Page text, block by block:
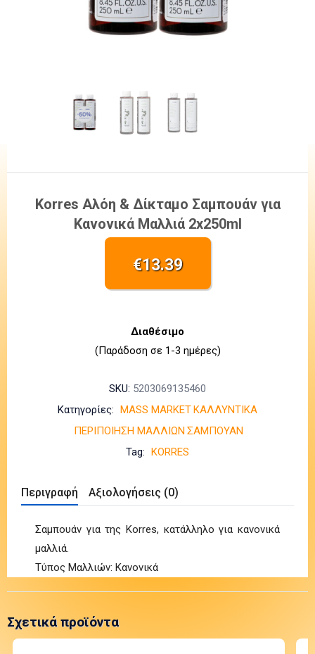
Korres Αλόη & Δίκταμο Σαμπουάν για
Κανονικά Μαλλιά 2x250ml
€13.39
Διαθέσιμο
(Παράδοση σε 1-3 ημέρες)
SKU: 5203069135460
Κατηγορίες: MASS MARKETΚΑΛΛΥΝΤΙΚΑ
ΠΕΡΙΠΟΙΗΣΗ ΜΑΛΛΙΩΝ ΣΑΜΠΟΥΑΝ
Tag: KORRES
Περιγραφή Αξιολογήσεις (0)
Σαμπουάν για της Korres, κατάλληλο για κανονικά
μαλλιά.
Τύπος Μαλλιών: Κανονικά
Σχετικά προϊόντα